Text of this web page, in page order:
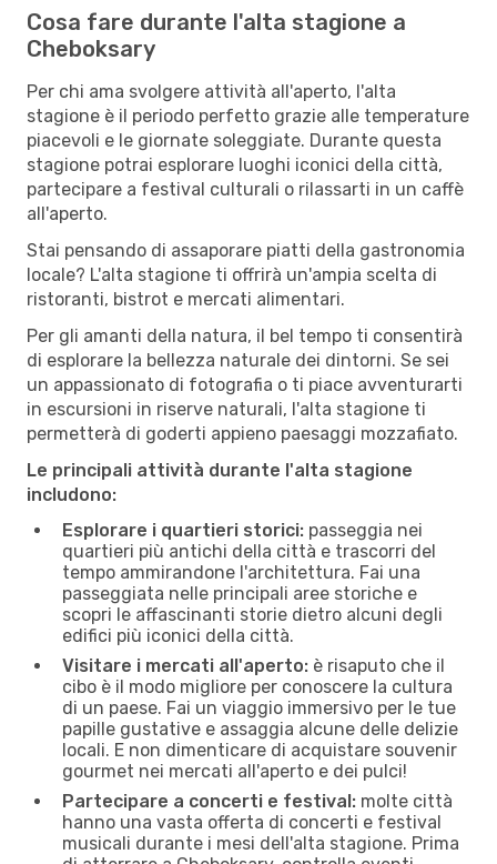
Cosa fare durante l'alta stagione a
Cheboksary
Per chi ama svolgere attività all'aperto, l'alta
stagione è il periodo perfetto grazie alle temperature
piacevoli e le giornate soleggiate. Durante questa
stagione potrai esplorare luoghi iconici della città,
partecipare a festival culturali o rilassarti in un caffè
all'aperto.
Stai pensando di assaporare piatti della gastronomia
locale? L'alta stagione ti offrirà un'ampia scelta di
ristoranti, bistrot e mercati alimentari.
Per gli amanti della natura, il bel tempo ti consentirà
di esplorare la bellezza naturale dei dintorni. Se sei
un appassionato di fotografia o ti piace avventurarti
in escursioni in riserve naturali, l'alta stagione ti
permetterà di goderti appieno paesaggi mozzafiato.
Le principali attività durante l'alta stagione
includono:
Esplorare i quartieri storici: passeggia nei
quartieri più antichi della città e trascorri del
tempo ammirandone l'architettura. Fai una
passeggiata nelle principali aree storiche e
scopri le affascinanti storie dietro alcuni degli
edifici più iconici della città.
Visitare i mercati all'aperto: è risaputo che il
cibo è il modo migliore per conoscere la cultura
di un paese. Fai un viaggio immersivo per le tue
papille gustative e assaggia alcune delle delizie
locali. E non dimenticare di acquistare souvenir
gourmet nei mercati all'aperto e dei pulci!
Partecipare a concerti e festival: molte città
hanno una vasta offerta di concerti e festival
musicali durante i mesi dell'alta stagione. Prima